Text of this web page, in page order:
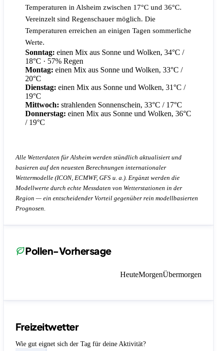
Temperaturen in Alsheim zwischen 17°C und 36°C.
Vereinzelt sind Regenschauer möglich. Die
Temperaturen erreichen an einigen Tagen sommerliche
Werte.
Sonntag: einen Mix aus Sonne und Wolken, 34°C /
18°C · 57% Regen
Montag: einen Mix aus Sonne und Wolken, 33°C /
20°C
Dienstag: einen Mix aus Sonne und Wolken, 31°C /
19°C
Mittwoch: strahlenden Sonnenschein, 33°C / 17°C
Donnerstag: einen Mix aus Sonne und Wolken, 36°C
/ 19°C
Alle Wetterdaten für Alsheim werden stündlich aktualisiert und
basieren auf den neuesten Berechnungen internationaler
Wettermodelle (ICON, ECMWF, GFS u. a.). Ergänzt werden die
Modellwerte durch echte Messdaten von Wetterstationen in der
Region — ein entscheidender Vorteil gegenüber rein modellbasierten
Prognosen.
Pollen-Vorhersage
HeuteMorgenÜbermorgen
Freizeitwetter
Wie gut eignet sich der Tag für deine Aktivität?